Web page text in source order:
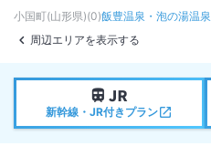
小国町(山形県)(0)飯豊温泉・泡の湯温泉
周辺エリアを表示する
新幹線・JR付きプラン